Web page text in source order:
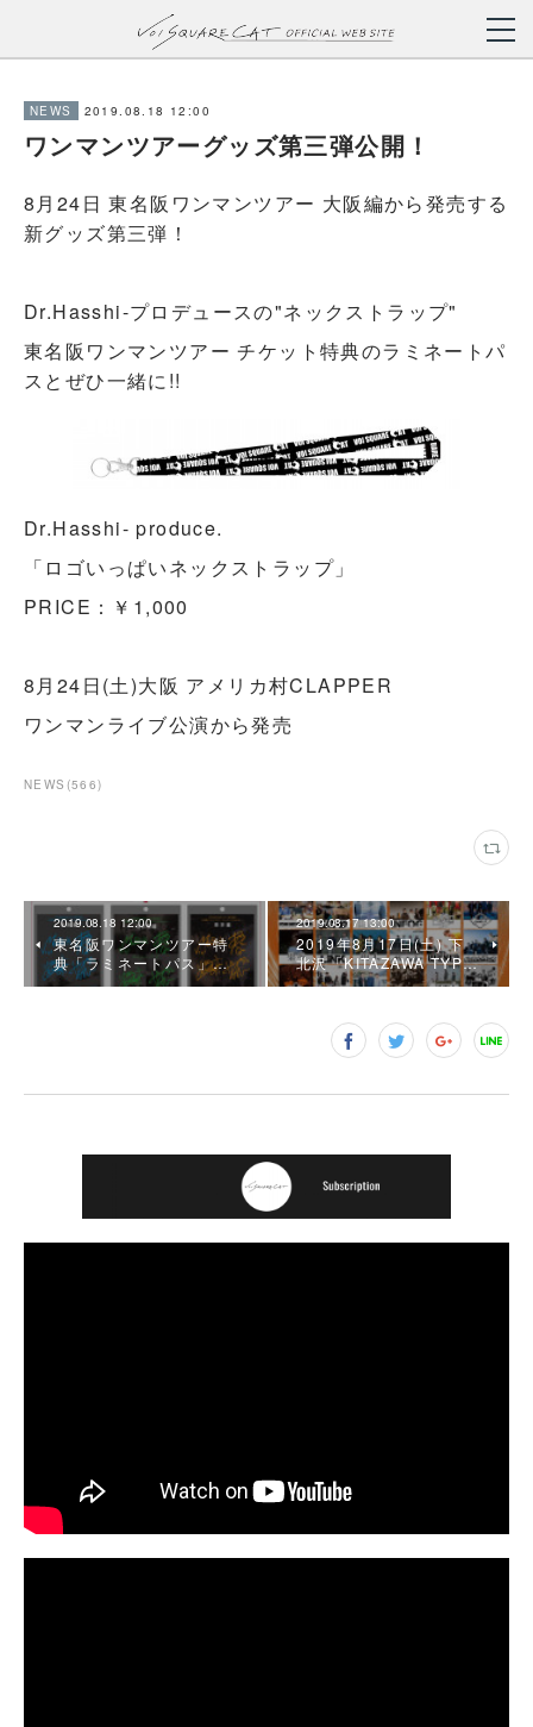
NEWS 2019.08.18 12:00
ワンマンツアーグッズ第三弾公開！
8月24日 東名阪ワンマンツアー 大阪編から発売する
新グッズ第三弾！
Dr.Hasshi-プロデュースの"ネックストラップ"
東名阪ワンマンツアー チケット特典のラミネートパ
スとぜひ一緒に!!
Dr.Hasshi- produce.
「ロゴいっぱいネックストラップ」
PRICE：￥1,000
8月24日(土)大阪 アメリカ村CLAPPER
ワンマンライブ公演から発売
NEWS (566)
2019.08.18 12:00
東名阪ワンマンツアー特
典「ラミネートパス」…
2019.08.17 13:00
2019年8月17日(土) 下
北沢「KITAZAWA TYP…